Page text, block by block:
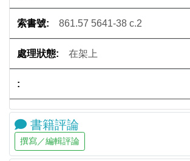
861.57 5641-38 c.2
在架上
書籍評論